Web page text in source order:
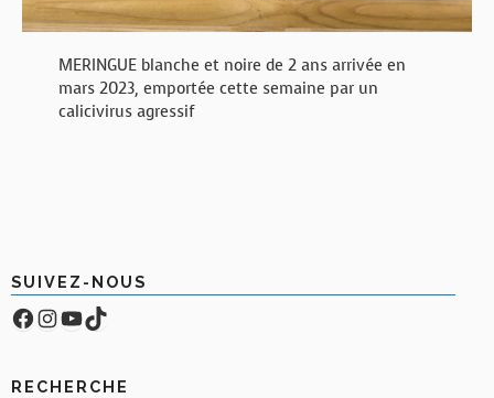
MERINGUE blanche et noire de 2 ans arrivée en
mars 2023, emportée cette semaine par un
calicivirus agressif
SUIVEZ-NOUS
Facebook
Compte Instagram
YouTube
TikTok
RECHERCHE